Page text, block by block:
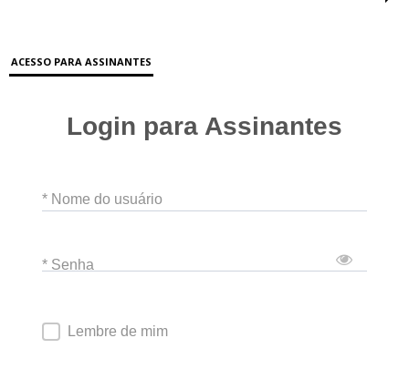
ACESSO PARA ASSINANTES
Login para Assinantes
* Nome do usuário
* Senha
Lembre de mim